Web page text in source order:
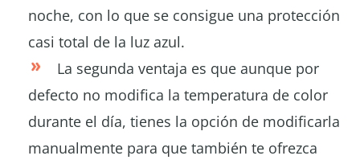
noche, con lo que se consigue una protección
casi total de la luz azul.
La segunda ventaja es que aunque por
defecto no modifica la temperatura de color
durante el día, tienes la opción de modificarla
manualmente para que también te ofrezca